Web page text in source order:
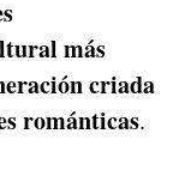
más
criada
románticas.